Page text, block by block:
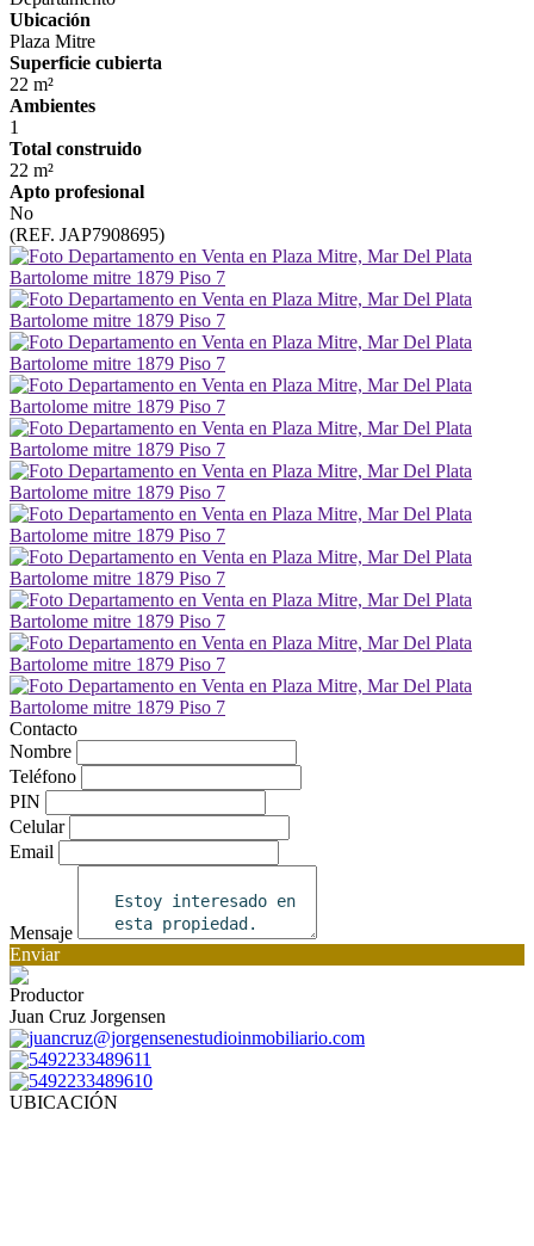
Ubicación
Plaza Mitre
Superficie cubierta
22 m²
Ambientes
1
Total construido
22 m²
Apto profesional
No
(REF. JAP7908695)
Contacto
Nombre
Teléfono
PIN
Celular
Email
Mensaje
Enviar
Productor
Juan Cruz Jorgensen
juancruz@jorgensenestudioinmobiliario.com
5492233489611
5492233489610
UBICACIÓN